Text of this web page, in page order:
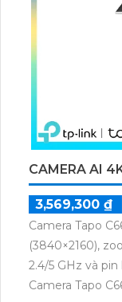
CAMERA AI
3,569,300 ₫
Camera Tapo
(3840×2160),
2.4/5 GHz và
Camera Tapo